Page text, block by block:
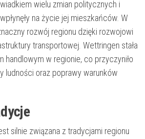
wielu zmian politycznych i
na życie jej mieszkańców. W
rozwój regionu dzięki rozwojowi
transportowej. Wettringen stała
handlowym w regionie, co przyczyniło
ludności oraz poprawy warunków
silnie związana z tradycjami regionu